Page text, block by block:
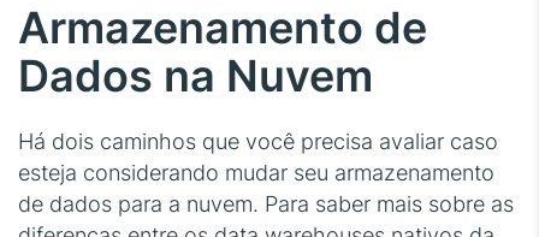
Armazenamento de
Dados na Nuvem
Há dois caminhos que você precisa avaliar caso
esteja considerando mudar seu armazenamento
de dados para a nuvem. Para saber mais sobre as